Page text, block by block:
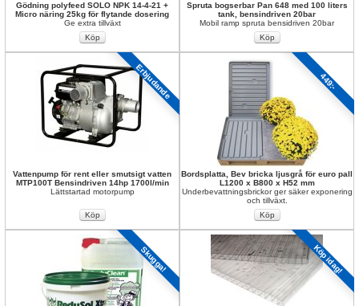
Gödning polyfeed SOLO NPK 14-4-21 +
Micro näring 25kg för flytande dosering
Ge extra tillväxt
Spruta bogserbar Pan 648 med 100 liters
tank, bensindriven 20bar
Mobil ramp spruta bensidriven 20bar
Erbjudande
Vattenpump för rent eller smutsigt vatten
MTP100T Bensindriven 14hp 1700l/min
Lättstartad motorpump
449:-
Bordsplatta, Bev bricka ljusgrå för euro pall
L1200 x B800 x H52 mm
Underbevattningsbrickor ger säker exponering
och tillväxt.
Skugga! Köp idag!